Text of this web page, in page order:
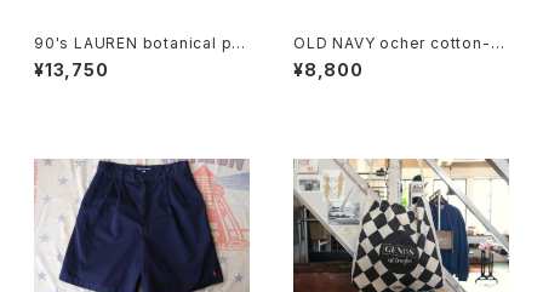
90's LAUREN botanical pri
nted linen open collar Shir
t
¥13,750
OLD NAVY ocher cotton-t
will cargo Shorts
¥8,800